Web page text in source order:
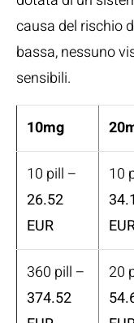
causa del rischio
bassa, nessuno
sensibili.
10mg
10 pill –
26.52
EUR
10
360 pill –
374.52
20